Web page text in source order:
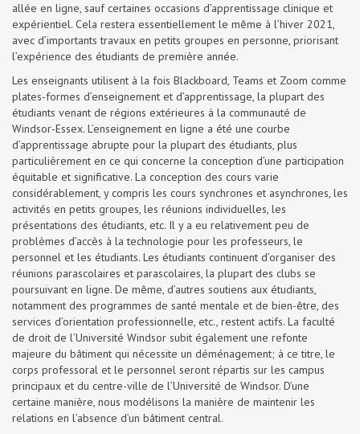
allée en ligne, sauf certaines occasions d’apprentissage clinique et
expérientiel. Cela restera essentiellement le même à l’hiver 2021,
avec d’importants travaux en petits groupes en personne, priorisant
l’expérience des étudiants de première année.
Les enseignants utilisent à la fois Blackboard, Teams et Zoom comme
plates-formes d’enseignement et d’apprentissage, la plupart des
étudiants venant de régions extérieures à la communauté de
Windsor-Essex. L’enseignement en ligne a été une courbe
d’apprentissage abrupte pour la plupart des étudiants, plus
particulièrement en ce qui concerne la conception d’une participation
équitable et significative. La conception des cours varie
considérablement, y compris les cours synchrones et asynchrones, les
activités en petits groupes, les réunions individuelles, les
présentations des étudiants, etc. Il y a eu relativement peu de
problèmes d’accès à la technologie pour les professeurs, le
personnel et les étudiants. Les étudiants continuent d’organiser des
réunions parascolaires et parascolaires, la plupart des clubs se
poursuivant en ligne. De même, d’autres soutiens aux étudiants,
notamment des programmes de santé mentale et de bien-être, des
services d’orientation professionnelle, etc., restent actifs. La faculté
de droit de l’Université Windsor subit également une refonte
majeure du bâtiment qui nécessite un déménagement; à ce titre, le
corps professoral et le personnel seront répartis sur les campus
principaux et du centre-ville de l’Université de Windsor. D’une
certaine manière, nous modélisons la manière de maintenir les
relations en l’absence d’un bâtiment central.